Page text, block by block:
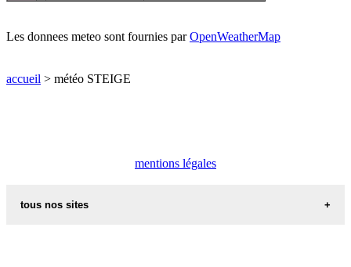
Les donnees meteo sont fournies parOpenWeatherMap
accueil > météo STEIGE
mentions légales
tous nos sites